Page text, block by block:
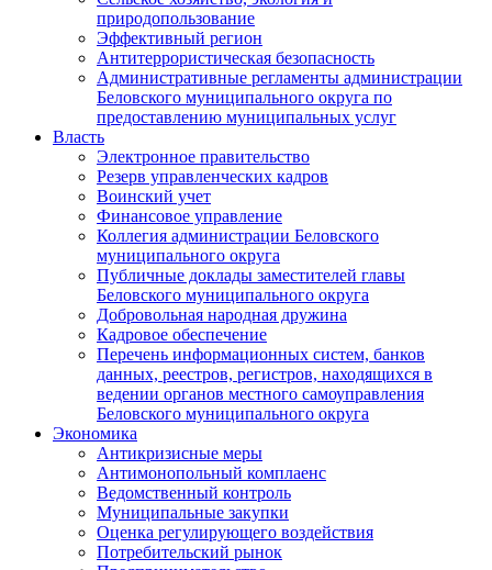
природопользование
Эффективный регион
Антитеррористическая безопасность
Административные регламенты администрации
Беловского муниципального округа по
предоставлению муниципальных услуг
Власть
Электронное правительство
Резерв управленческих кадров
Воинский учет
Финансовое управление
Коллегия администрации Беловского
муниципального округа
Публичные доклады заместителей главы
Беловского муниципального округа
Добровольная народная дружина
Кадровое обеспечение
Перечень информационных систем, банков
данных, реестров, регистров, находящихся в
ведении органов местного самоуправления
Беловского муниципального округа
Экономика
Антикризисные меры
Антимонопольный комплаенс
Ведомственный контроль
Муниципальные закупки
Оценка регулирующего воздействия
Потребительский рынок